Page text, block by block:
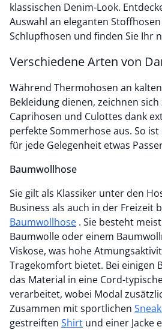
klassischen Denim-Look.
Auswahl an eleganten
Schlupfhosen und finden Sie Ihr
Verschiedene Arten von
Während Thermohosen an
Bekleidung dienen, zeichnen sich
Caprihosen und Culottes dank
perfekte Sommerhose aus. So
für jede Gelegenheit etwas
Baumwollhose
Sie gilt als Klassiker unter den
Business als auch in der Freizeit
Baumwollhose . Sie besteht
Baumwolle oder einem
Viskose, was hohe
Tragekomfort bietet. Bei einigen
das Material in eine Cord-
verarbeitet, wobei Modal
Zusammen mit sportlichen
gestreiften Shirt